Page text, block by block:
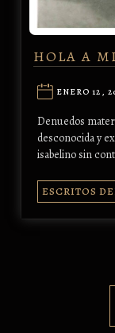
HOLA A
ENERO 12,
Denuedos
desconocida y
isabelino sin
ESCRITOS